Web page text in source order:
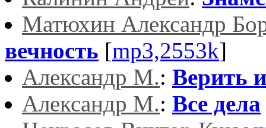
Матюхин Александр
вечность [mp3,2553k]
Александр М.: Верить
Александр М.: Все дела